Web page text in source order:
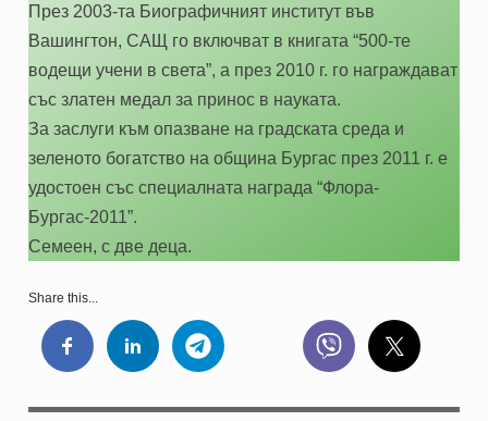
През 2003-та Биографичният институт във
Вашингтон, САЩ го включват в книгата “500-те
водещи учени в света”, а през 2010 г. го награждават
със златен медал за принос в науката.
За заслуги към опазване на градската среда и
зеленото богатство на община Бургас през 2011 г. е
удостоен със специалната награда “Флора-
Бургас-2011”.
Семеен, с две деца.
Share this...